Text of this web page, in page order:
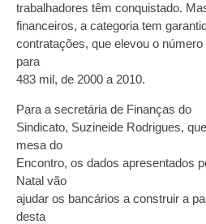
trabalhadores têm conquistado.
financeiros, a categoria tem
contratações, que elevou o
para
483 mil, de 2000 a 2010.
Para a secretária de Finanças do
Sindicato, Suzineide Rodrigues,
mesa do
Encontro, os dados apresentados
Natal vão
ajudar os bancários a construir a
desta